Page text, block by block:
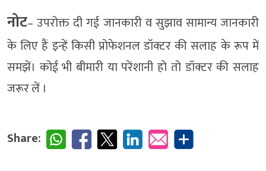
नोट– उपरोक्त दी गई जानकारी व सुझाव सामान्य जानकारी
के लिए हैं इन्हें किसी प्रोफेशनल डॉक्टर की सलाह के रूप में
समझें। कोई भी बीमारी या परेंशानी हो तो डॉक्टर की सलाह
जरूर लें ।
Share: